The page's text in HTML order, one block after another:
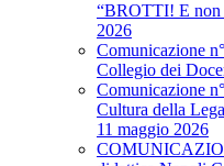
“BROTTI! E non
2026
Comunicazione
Collegio dei
Comunicazione
Cultura della
11 maggio 2026